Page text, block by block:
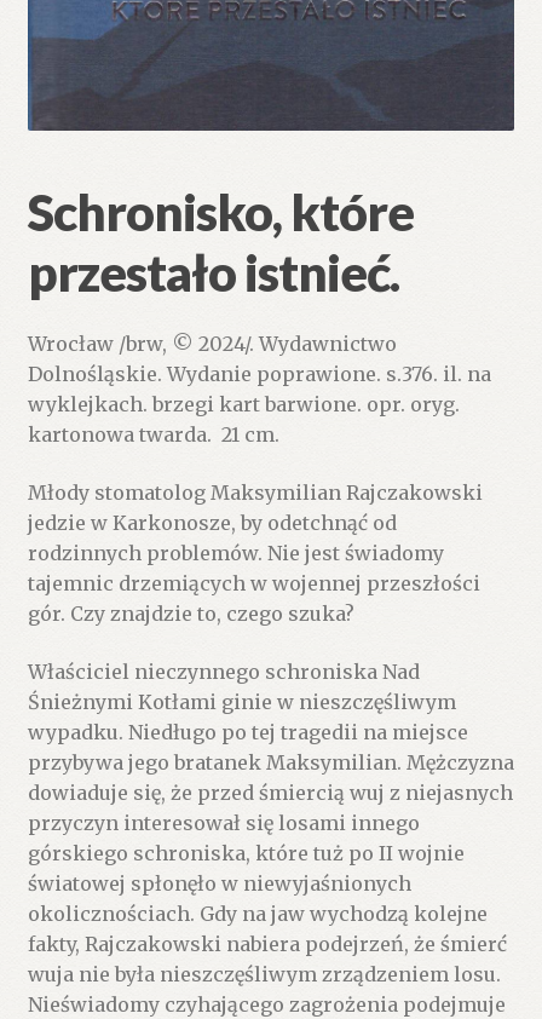
Schronisko, które
przestało istnieć.
Wrocław /brw, © 2024/. Wydawnictwo
Dolnośląskie. Wydanie poprawione. s.376. il. na
wyklejkach. brzegi kart barwione. opr. oryg.
kartonowa twarda. 21 cm.
Młody stomatolog Maksymilian Rajczakowski
jedzie w Karkonosze, by odetchnąć od
rodzinnych problemów. Nie jest świadomy
tajemnic drzemiących w wojennej przeszłości
gór. Czy znajdzie to, czego szuka?
Właściciel nieczynnego schroniska Nad
Śnieżnymi Kotłami ginie w nieszczęśliwym
wypadku. Niedługo po tej tragedii na miejsce
przybywa jego bratanek Maksymilian. Mężczyzna
dowiaduje się, że przed śmiercią wuj z niejasnych
przyczyn interesował się losami innego
górskiego schroniska, które tuż po II wojnie
światowej spłonęło w niewyjaśnionych
okolicznościach. Gdy na jaw wychodzą kolejne
fakty, Rajczakowski nabiera podejrzeń, że śmierć
wuja nie była nieszczęśliwym zrządzeniem losu.
Nieświadomy czyhającego zagrożenia podejmuje